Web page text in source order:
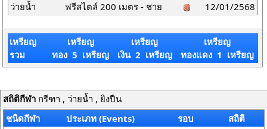
ว่ายน้ำ
ฟรีสไตล์ 200 เมตร - ชาย 12/01/2568
เหรียญ
รวม
เหรียญ
ทอง 5 เหรียญ
เหรียญ
เงิน 2 เหรียญ
เหรียญ
ทองแดง 1 เหรียญ
สถิติกีฬากรีฑา , ว่ายน้ำ , ยิงปืน
ชนิดกีฬา
ประเภท (Events) รอบ
สถิติ